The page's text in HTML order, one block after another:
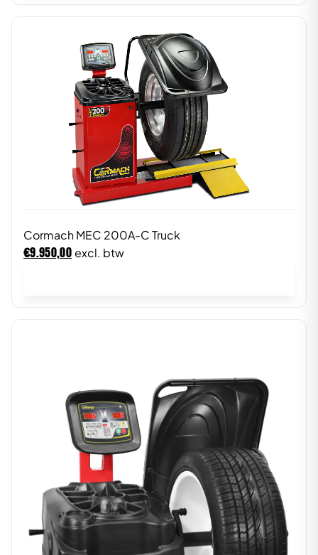
Cormach MEC 200A-C Truck
€9.950,00 excl. btw